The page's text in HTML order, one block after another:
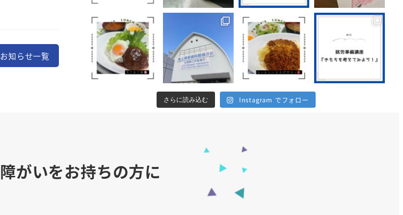
お知らせ一覧
さらに読み込む Instagram でフォロー
障がいをお持ちの方に